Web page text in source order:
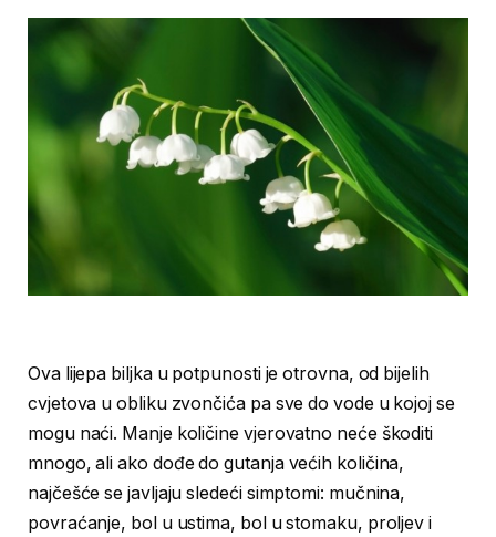
Ova lijepa biljka u potpunosti je otrovna, od bijelih
cvjetova u obliku zvončića pa sve do vode u kojoj se
mogu naći. Manje količine vjerovatno neće škoditi
mnogo, ali ako dođe do gutanja većih količina,
najčešće se javljaju sledeći simptomi: mučnina,
povraćanje, bol u ustima, bol u stomaku, proljev i